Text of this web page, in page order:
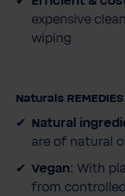
expensive
wiping
Naturals
Natural
are of natural
Vegan: With
from